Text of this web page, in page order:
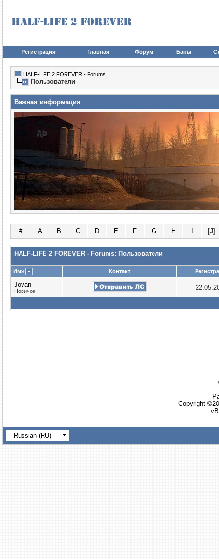
Регистрация Главная Форум Баны
HALF-LIFE 2 FOREVER - Forums
Пользователи
Важная информация
# A B C D E F G H [J]
HALF-LIFE 2 FOREVER - Forums: Пользователи
Имя Контакт
Jovan
Новичок
Copyright